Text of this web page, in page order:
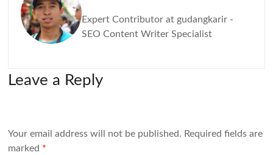
Expert Contributor at gudangkarir -
SEO Content Writer Specialist
Leave a Reply
Your email address will not be published. Required fields are
marked *